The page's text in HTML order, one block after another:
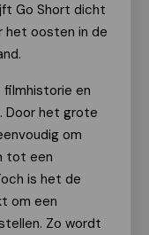
Go Short dicht
het oosten in de
filmhistorie en
Door het grote
om
tot een
is het de
om een
Zo wordt